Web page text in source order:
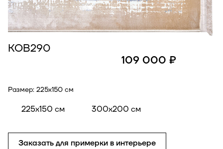
КОВ290
Размер: 225x150 см
225x150 см 300x200 см
Заказать для примерки в интерьере
109 000 ₽